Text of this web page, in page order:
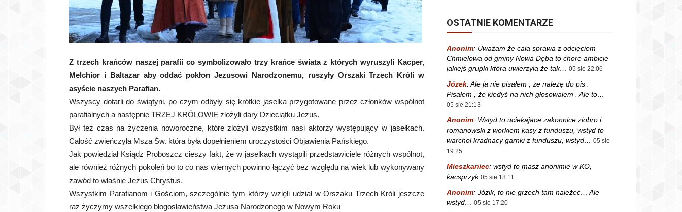
Z trzech krańców naszej parafii co symbolizowało trzy krańce świata z których wyruszyli Kacper,
Melchior i Baltazar aby oddać pokłon Jezusowi Narodzonemu, ruszyły Orszaki Trzech Króli w
asyście naszych Parafian.
Wszyscy dotarli do świątyni, po czym odbyły się krótkie jaselka przygotowane przez członków wspólnot
parafialnych a następnie TRZEJ KRÓLOWIE zlożyli dary Dzieciątku Jezus.
Był też czas na życzenia noworoczne, które zlożyli wszystkim nasi aktorzy występujący w jasełkach.
Całość zwieńczyła Msza Św. która była dopełnieniem uroczystości Objawienia Pańskiego.
Jak powiedział Ksiądz Proboszcz cieszy fakt, że w jaselkach wystąpili przedstawiciele różnych wspólnot,
ale również różnych pokoleń bo to co nas wiernych powinno łączyć bez względu na wiek lub wykonywany
zawód to właśnie Jezus Chrystus.
Wszystkim Parafianom i Gościom, szczególnie tym którzy wzięli udział w Orszaku Trzech Króli jeszcze
raz życzymy wszelkiego błogosławieństwa Jezusa Narodzonego w Nowym Roku
OSTATNIE KOMENTARZE
Anonim: Uważam że cała sprawa z odcięciem
Chmielowa od gminy Nowa Dęba to chore ambicje
jakiejś grupki która uwierzyła że tak… 05 sie 22:06
Józek:Ale ja nie pisałem , że należę do pis .
Pisałem , że kiedyś na nich głosowałem . Ale to…
05 sie 21:13
Anonim: Wstyd to uciekajace zakonnice ziobro i
romanowski z workiem kasy z funduszu, wstyd to
warchol kradnacy garnki z funduszu, wstyd… 05 sie
19:25
Mieszkaniec: wstyd to masz anonimie w KO,
kacsprzyk 05 sie 18:11
Anonim: Józik, to nie grzech tam należeć… Ale
wstyd… 05 sie 17:20